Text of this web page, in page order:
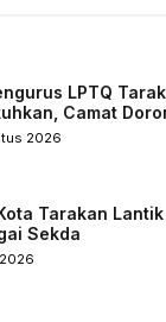
LPTQ
Camat
Berkelanjutan
2026
Tarakan
Sekda